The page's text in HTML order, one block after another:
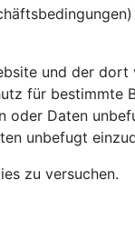
und der
für bestimmte
Daten
unbefugt
zu versuchen.